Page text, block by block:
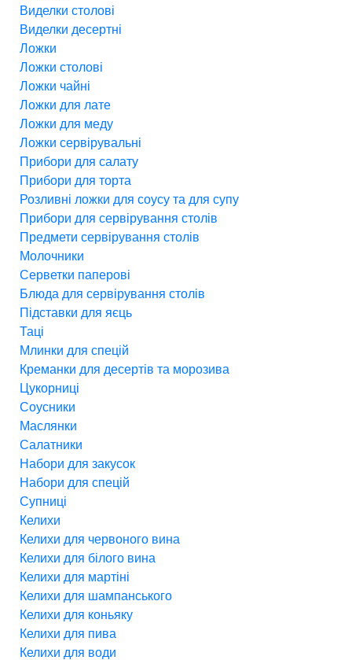
Виделки столові
Виделки десертні
Ложки
Ложки столові
Ложки чайні
Ложки для лате
Ложки для меду
Ложки сервірувальні
Прибори для салату
Прибори для торта
Розливні ложки для соусу та для супу
Прибори для сервірування столів
Предмети сервірування столів
Молочники
Серветки паперові
Блюда для сервірування столів
Підставки для яєць
Таці
Млинки для спецій
Креманки для десертів та морозива
Цукорниці
Соусники
Маслянки
Салатники
Набори для закусок
Набори для спецій
Супниці
Келихи
Келихи для червоного вина
Келихи для білого вина
Келихи для мартіні
Келихи для шампанського
Келихи для коньяку
Келихи для пива
Келихи для води